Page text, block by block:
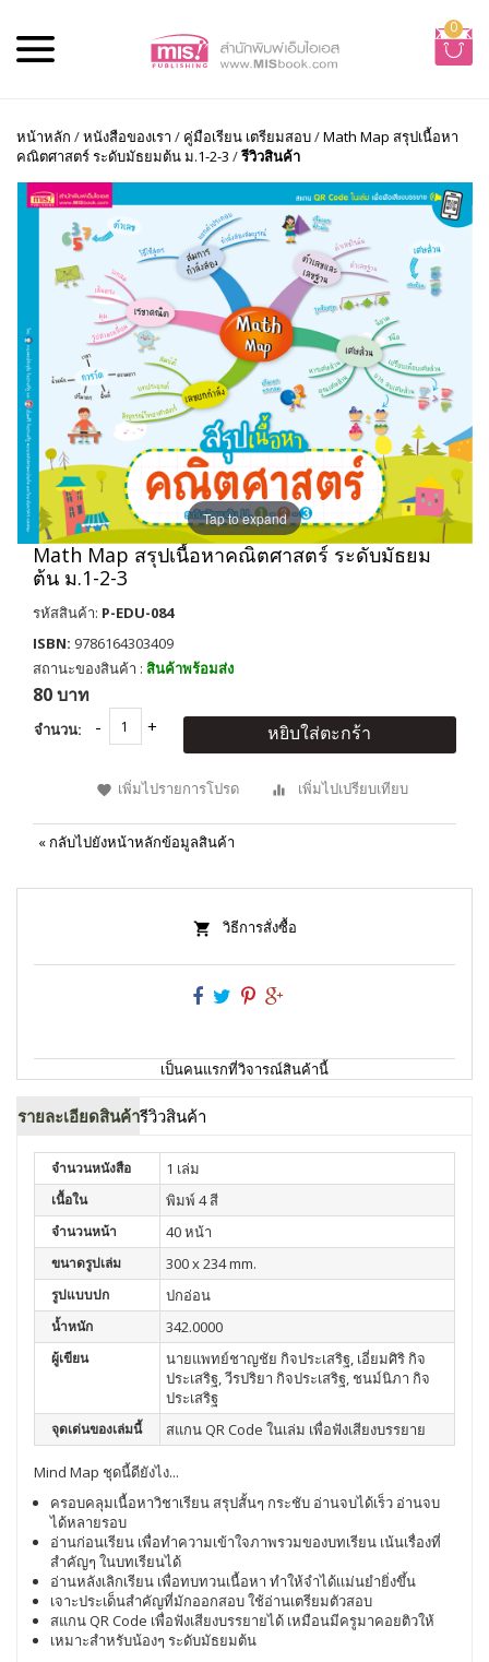
0
หน้าหลัก /หนังสือของเรา / คู่มือเรียน เตรียมสอบ/Math Map สรุปเนื้อหา
คณิตศาสตร์ ระดับมัธยมต้น ม.1-2-3 /รีวิวสินค้า
Tap to expand
Math Map สรุปเนื้อหาคณิตศาสตร์ ระดับมัธยม
ต้น ม.1-2-3
รหัสสินค้า: P-EDU-084
ISBN: 9786164303409
สถานะของสินค้า : สินค้าพร้อมส่ง
80 บาท
จำนวน: หยิบใส่ตะกร้า
เพิ่มไปรายการโปรด เพิ่มไปเปรียบเทียบ
« กลับไปยังหน้าหลักข้อมูลสินค้า
วิธีการสั่งซื้อ
เป็นคนแรกที่วิจารณ์สินค้านี้
รายละเอียดสินค้ารีวิวสินค้า
จำนวนหนังสือ 1 เล่ม
เนื้อใน พิมพ์ 4 สี
จำนวนหน้า 40 หน้า
ขนาดรูปเล่ม 300 x 234 mm.
รูปแบบปก ปกอ่อน
น้ำหนัก 342.0000
ผู้เขียน
นายแพทย์ชาญชัย กิจประเสริฐ, เอี่ยมศิริ กิจ
ประเสริฐ, วีรปริยา กิจประเสริฐ, ชนม์นิภา กิจ
ประเสริฐ
จุดเด่นของเล่มนี้ สแกน QR Code ในเล่ม เพื่อฟังเสียงบรรยาย
Mind Map ชุดนี้ดียังไง​...
ครอบคลุมเนื้อหาวิชาเรียน สรุปสั้นๆ กระชับ อ่านจบได้เร็ว อ่านจบ
ได้หลายรอบ
อ่านก่อนเรียน เพื่อทำความเข้าใจภาพรวมของบทเรียน เน้นเรื่องที่
สำคัญๆ ในบทเรียนได้
อ่านหลังเลิกเรียน เพื่อทบทวนเนื้อหา ทำให้จำได้เเม่นยำยิ่งขึ้น
เจาะประเด็นสำคัญที่มักออกสอบ ใช้อ่านเตรียมตัวสอบ
สแกน QR Code เพื่อฟังเสียงบรรยายได้ เหมือนมีครูมาคอยติวให้
เหมาะสำหรับน้องๆ ระดับมัธยมต้น